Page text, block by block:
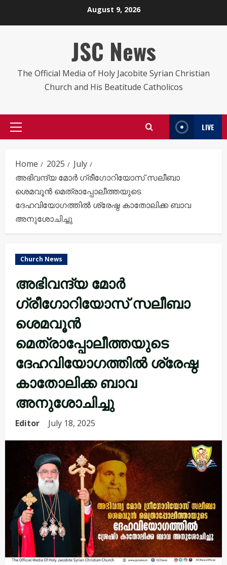
August 9, 2026
JSC News
The Official Media of Holy Jacobite Syrian Christian
Church and His Beatitude Catholicos
Primary
LIVE
Home 2025
July
അഭിവന്ദ്യ മോർ ഗ്രീഗോറിയോസ് സലീബാ
ശെമവൂൻ മെത്രാപ്പോലീത്തയുടെ
ദേഹവിയോഗത്തിൽ ശ്രേഷ്ഠ കാതോലിക്ക ബാവ
അനുശോചിച്ചു
Church News
അഭിവന്ദ്യ മോർ
ഗ്രീഗോറിയോസ് സലീബാ
ശെമവൂൻ
മെത്രാപ്പോലീത്തയുടെ
ദേഹവിയോഗത്തിൽ ശ്രേഷ്ഠ
കാതോലിക്ക ബാവ
അനുശോചിച്ചു
Editor July 18, 2025